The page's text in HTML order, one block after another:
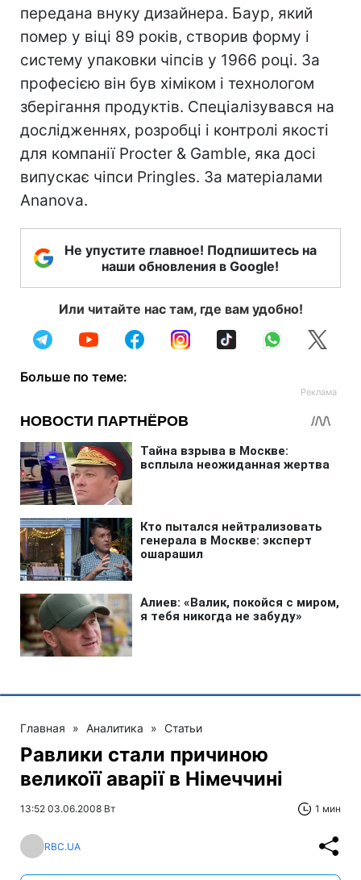
передана внуку дизайнера. Баур, який
помер у віці 89 років, створив форму і
систему упаковки чіпсів у 1966 році. За
професією він був хіміком і технологом
зберігання продуктів. Спеціалізувався на
дослідженнях, розробці і контролі якості
для компанії Procter & Gamble, яка досі
випускає чіпси Pringles. За матеріалами
Ananova.
Не упустите главное! Подпишитесь на
наши обновления в Google!
Или читайте нас там, где вам удобно!
Больше по теме:
Главная » Аналитика » Статьи
Равлики стали причиною
великоїї аварії в Німеччині
13:52 03.06.2008 Вт 1 мин
RBC.UA